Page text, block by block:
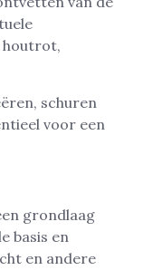
houtrot,
schuren
voor een
grondlaag
basis en
en andere